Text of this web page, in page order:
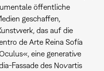
öffentliche
geschaffen,
das auf die
de Arte Reina Sofía
eine generative
Fassade des Novartis